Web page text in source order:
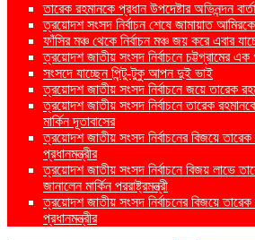
তারেক রহমানকে প্রধান উপদেষ্টার অভিনন্দন বার্তা
ত্রয়োদশ সংসদ নির্বাচন শেষে জামায়াত আমিরকে
ফাঁসির মঞ্চ থেকে নির্বাচন মঞ্চ জয় করে এবার
ত্রয়োদশ জাতীয় সংসদ নির্বাচনে চট্টগ্রামের
সংসদে যাচ্ছেন পিন্টু-টুকু আপন দুই ভাই
ত্রয়োদশ জাতীয় সংসদ নির্বাচনে জয়ে তারেক
ত্রয়োদশ জাতীয় সংসদ নির্বাচনে তারেক
মার্কিন দূতাবাসের
ত্রয়োদশ জাতীয় সংসদ নির্বাচনের বিজয়ে তারেক
প্রধানমন্ত্রীর
ত্রয়োদশ জাতীয় সংসদ নির্বাচনে বিজয় লাভে
জানালেন মার্কিন পররাষ্ট্রমন্ত্রী
ত্রয়োদশ জাতীয় সংসদ নির্বাচনের বিজয়ে
প্রধানমন্ত্রীর